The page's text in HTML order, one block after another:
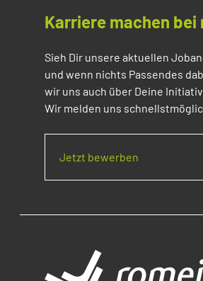
Karriere machen bei
Sieh Dir unsere aktuellen
und wenn nichts Passendes
wir uns auch über Deine
Wir melden uns
Jetzt bewerben